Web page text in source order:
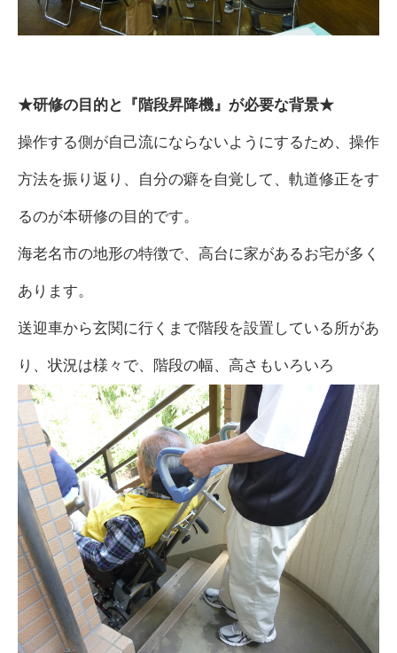
★研修の目的と 『階段昇降機』が必要な背景★
操作する側が自己流にならないようにするため、操作
方法を振り返り、自分の癖を自覚して、軌道修正をす
るのが本研修の目的です。
海老名市の地形の特徴で、高台に家があるお宅が多く
あります。
送迎車から玄関に行くまで階段を設置している所があ
り、状況は様々で、階段の幅、高さもいろいろ